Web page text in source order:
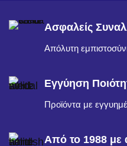
Ασφαλείς
Απόλυτη
Εγγύηση
Προϊόντα με
Από το 1988 με